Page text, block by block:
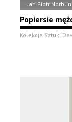
Jan Piotr
Popiersie
Kolekcja Sztuki